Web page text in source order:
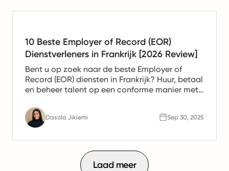
10 Beste Employer of Record (EOR)
Dienstverleners in Frankrijk [2026 Review]
Bent u op zoek naar de beste Employer of
Record (EOR) diensten in Frankrijk? Huur, betaal
en beheer talent op een conforme manier met
vandaag nog de oplossingen.
Dasola Jikiemi Sep 30, 2025
Laad meer